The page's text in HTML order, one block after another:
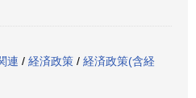
連 / 経済政策 / 経済政策(含経